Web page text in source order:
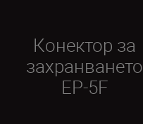
Конектор за
захранването
ЕР-5F